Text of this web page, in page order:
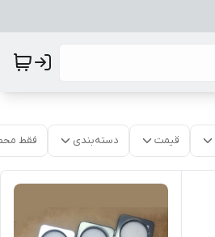
قیمت دسته‌بندی فقط